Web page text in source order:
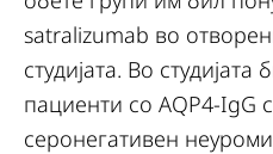
satralizumab во
студијата. Во студијата
пациенти со AQP4-IgG
серонегативен